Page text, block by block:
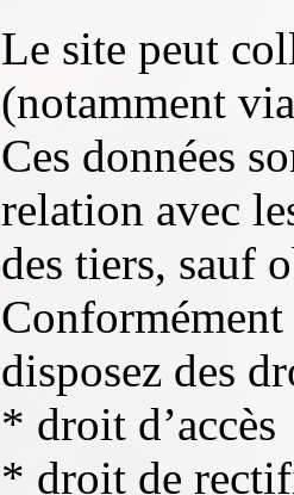
Le site peut
(notamment
Ces données
relation avec
des tiers, sauf
disposez des
* droit d’accès
* droit de